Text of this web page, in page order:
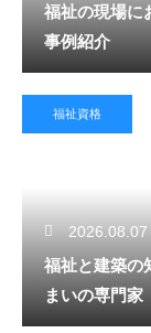
福祉の現場に
事例紹介
福祉資格
2026.08.07
福祉と建築の
まいの専門家